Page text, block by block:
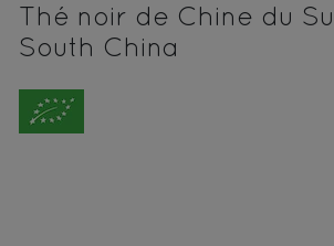
Thé noir de Chine du
South China